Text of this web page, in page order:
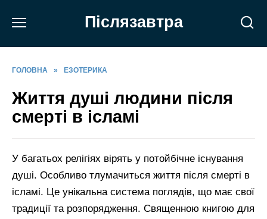
Післязавтра
ГОЛОВНА » ЕЗОТЕРИКА
Життя душі людини після
смерті в ісламі
У багатьох релігіях вірять у потойбічне існування
душі. Особливо тлумачиться життя після смерті в
ісламі. Це унікальна система поглядів, що має свої
традиції та розпорядження. Священною книгою для